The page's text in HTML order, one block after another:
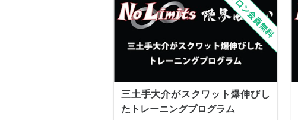
三土手大介がスクワット爆伸びし
たトレーニングプログラム